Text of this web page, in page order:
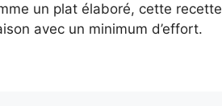
un plat élaboré, cette recette
avec un minimum d’effort.